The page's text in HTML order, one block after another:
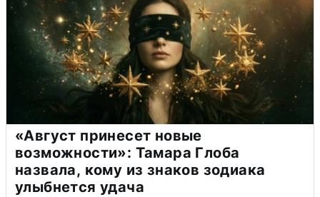
«Август принесет новые
возможности»: Тамара Глоба
назвала, кому из знаков зодиака
улыбнется удача